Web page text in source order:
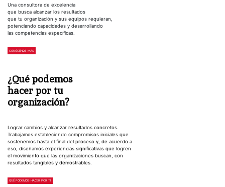
Una consultora de excelencia
que busca alcanzar los resultados
que tu organización y sus equipos requieran,
potenciando capacidades y desarrollando
las competencias específicas.
CONÓCENOS MÁS
¿Qué podemos
hacer por tu
organización?
Lograr cambios y alcanzar resultados concretos.
Trabajamos estableciendo compromisos iniciales que
sostenemos hasta el final del proceso y, de acuerdo a
eso, diseñamos experiencias significativas que logren
el movimiento que las organizaciones buscan, con
resultados tangibles y demostrables.
QUÉ PODEMOS HACER POR TÍ